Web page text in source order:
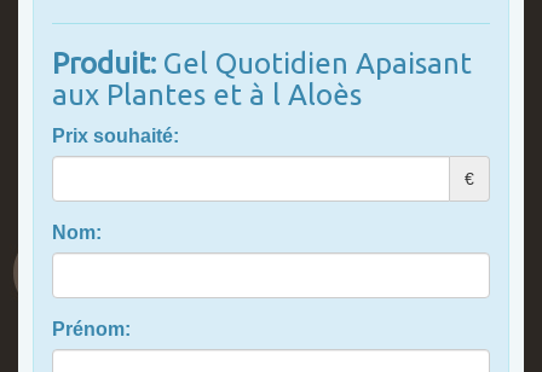
Produit: Gel Quotidien Apaisant
aux Plantes et à l Aloès
Prix souhaité:
€
Nom:
Prénom: